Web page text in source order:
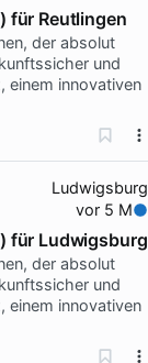
für Reutlingen
der absolut
und
einem innovativen
Ludwigsburg
vor 5 M
für Ludwigsburg
der absolut
und
einem innovativen